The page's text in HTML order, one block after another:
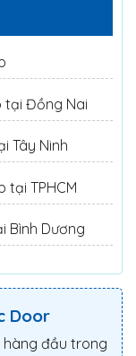
tại Đồng Nai
Tây Ninh
TPHCM
Bình Dương
Door
hàng đầu trong